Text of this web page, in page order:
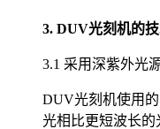
3. DUV光刻机的
3.1 采用深紫外光
DUV光刻机使用
光相比更短波长